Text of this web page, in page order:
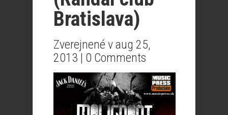
Bratislava)
Zverejnené v aug 25,
2013 | 0 Comments